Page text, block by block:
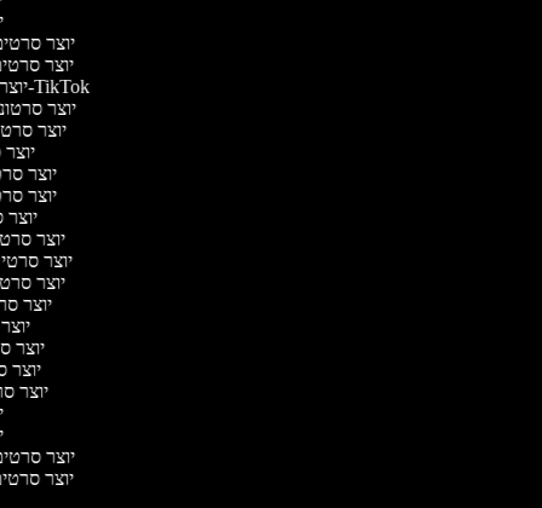
יוצר
יוצר
יוצר סרטונים ל-TikTok
יוצר
יוצר
יוצר
יוצר
יוצר
יוצר
יוצר סרטי
יוצר
יוצר
יוצר
יוצר
יוצר
יוצר
יוצר